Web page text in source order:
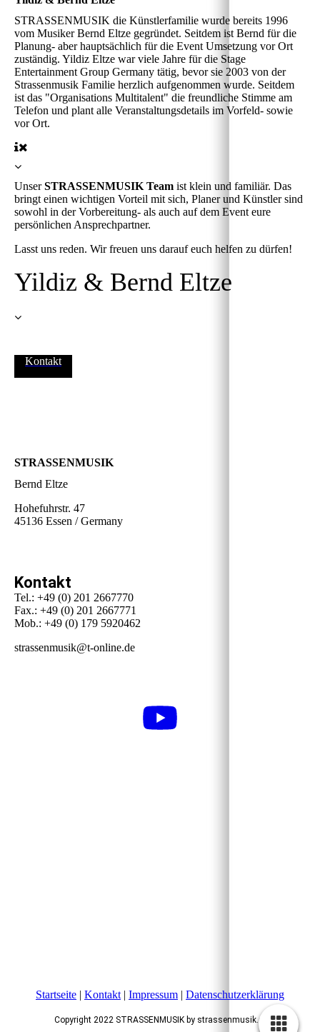
STRASSENMUSIK die Künstlerfamilie wurde bereits 1996
vom Musiker Bernd Eltze gegründet. Seitdem ist Bernd für die
Planung- aber hauptsächlich für die Event Umsetzung vor Ort
zuständig. Yildiz Eltze war viele Jahre für die Stage
Entertainment Group Germany tätig, bevor sie 2003 von der
Strassenmusik Familie herzlich aufgenommen wurde. Seitdem
ist das "Organisations Multitalent" die freundliche Stimme am
Telefon und plant alle Veranstaltungsdetails im Vorfeld- sowie
vor Ort.
UnserSTRASSENMUSIK Team ist klein und familiär. Das
bringt einen wichtigen Vorteil mit sich, Planer und Künstler sind
sowohl in der Vorbereitung- als auch auf dem Event eure
persönlichen Ansprechpartner.
Lasst uns reden. Wir freuen uns darauf euch helfen zu dürfen!
Yildiz & Bernd Eltze
Kontakt
STRASSENMUSIK
Bernd Eltze
Hohefuhrstr. 47
45136 Essen / Germany
Kontakt
Tel.: +49 (0) 201 2667770
Fax.: +49 (0) 201 2667771
Mob.: +49 (0) 179 5920462
strassenmusik@t-online.de
Startseite | Kontakt | Impressum | Datenschutzerklärung
Copyright 2022 STRASSENMUSIK by strassenmusik.de